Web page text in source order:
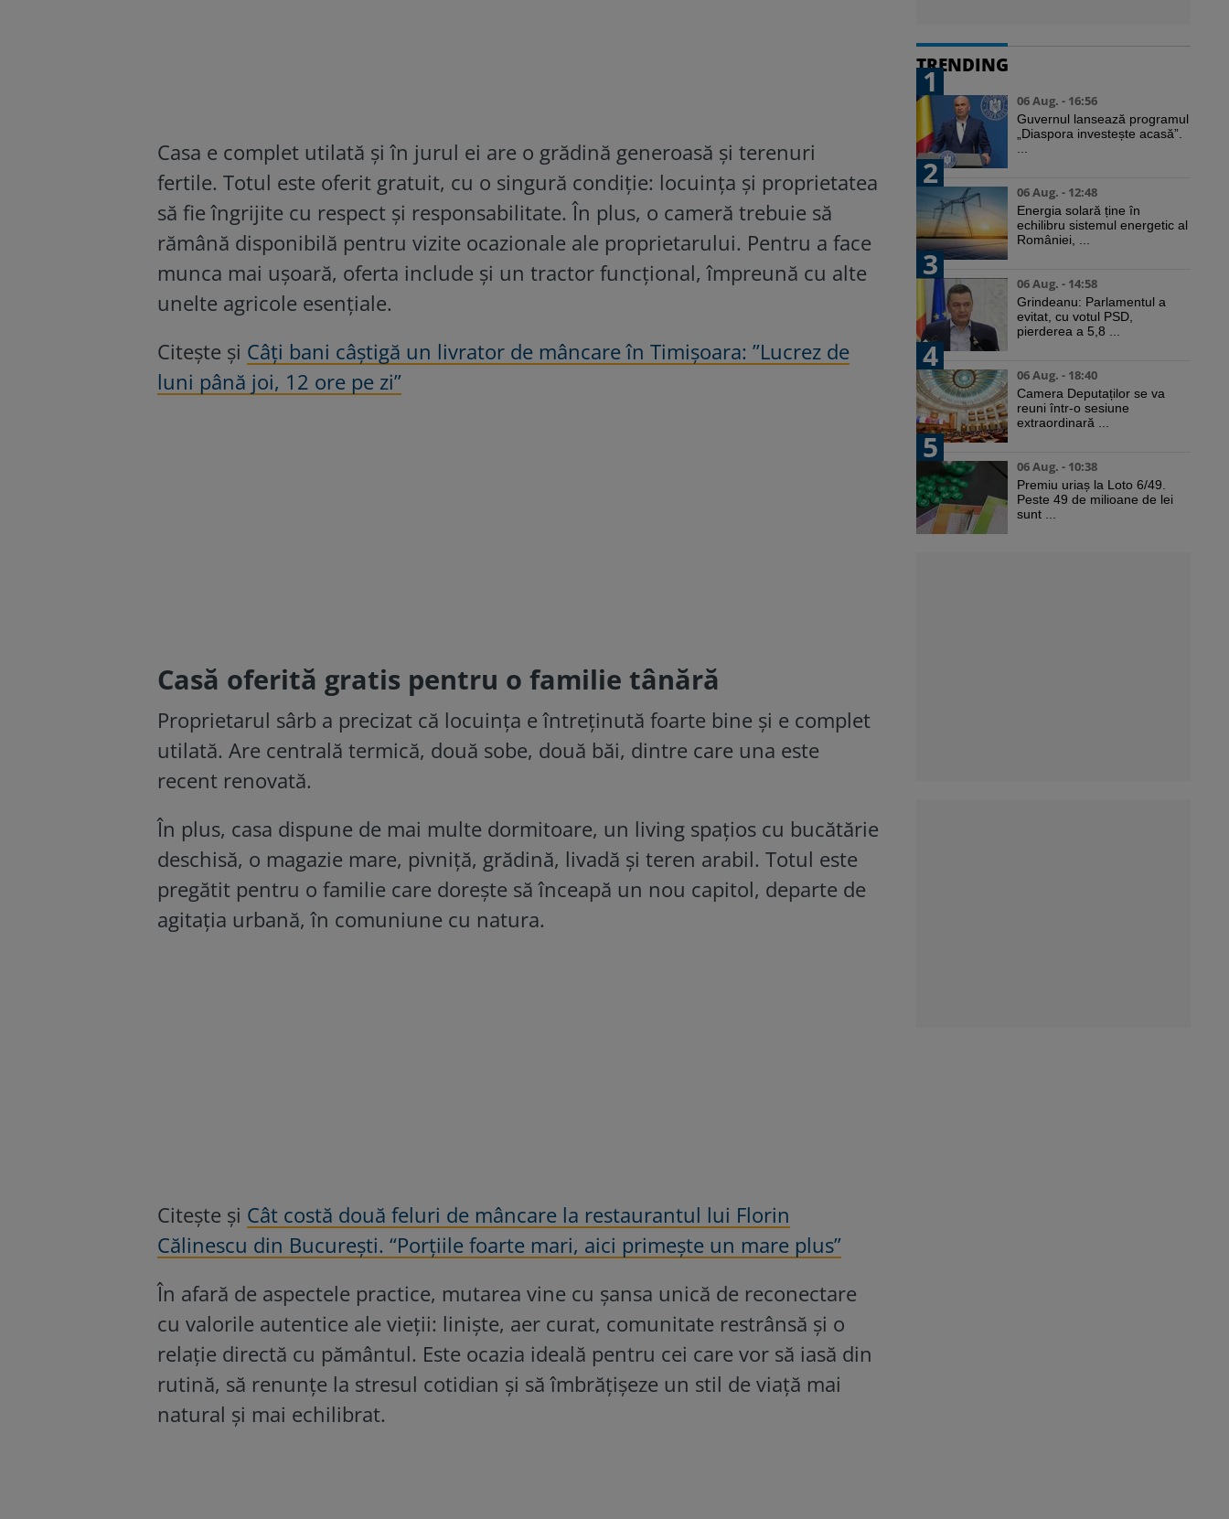
Casa e complet utilată și în jurul ei are o grădină generoasă și terenuri
fertile. Totul este oferit gratuit, cu o singură condiție: locuința și proprietatea
să fie îngrijite cu respect și responsabilitate. În plus, o cameră trebuie să
rămână disponibilă pentru vizite ocazionale ale proprietarului. Pentru a face
munca mai ușoară, oferta include și un tractor funcțional, împreună cu alte
unelte agricole esențiale.
Citește și Câți bani câștigă un livrator de mâncare în Timișoara: ”Lucrez de
luni până joi, 12 ore pe zi”
Casă oferită gratis pentru o familie tânără
Proprietarul sârb a precizat că locuința e întreținută foarte bine și e complet
utilată. Are centrală termică, două sobe, două băi, dintre care una este
recent renovată.
În plus, casa dispune de mai multe dormitoare, un living spațios cu bucătărie
deschisă, o magazie mare, pivniță, grădină, livadă și teren arabil. Totul este
pregătit pentru o familie care dorește să înceapă un nou capitol, departe de
agitația urbană, în comuniune cu natura.
Citește și Cât costă două feluri de mâncare la restaurantul lui Florin
Călinescu din București. “Porțiile foarte mari, aici primește un mare plus”
În afară de aspectele practice, mutarea vine cu șansa unică de reconectare
cu valorile autentice ale vieții: liniște, aer curat, comunitate restrânsă și o
relație directă cu pământul. Este ocazia ideală pentru cei care vor să iasă din
rutină, să renunțe la stresul cotidian și să îmbrățișeze un stil de viață mai
natural și mai echilibrat.
TRENDING
1
06 Aug. - 16:56
Guvernul lansează programul
„Diaspora investește acasă”.
2
06 Aug. - 12:48
Energia solară ține în
echilibru sistemul energetic al
României, ...
3
06 Aug. - 14:58
Grindeanu: Parlamentul a
evitat, cu votul PSD,
pierderea a 5,8 ...
4
06 Aug. - 18:40
Camera Deputaților se va
reuni într-o sesiune
extraordinară ...
5
06 Aug. - 10:38
Premiu uriaș la Loto 6/49.
Peste 49 de milioane de lei
sunt ...